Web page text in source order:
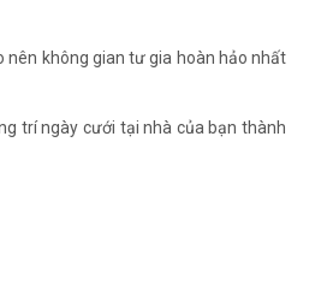
nên không gian tư gia hoàn hảo nhất
trí ngày cưới tại nhà của bạn thành